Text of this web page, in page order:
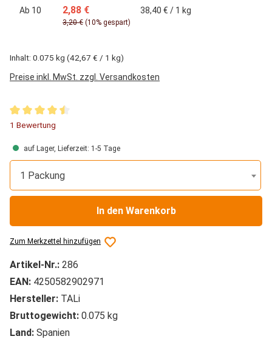
Ab 10 2,88 €
3,20 € (10% gespart)
38,40 € / 1 kg
Inhalt: 0.075 kg (42,67 € / 1 kg)
Preise inkl. MwSt. zzgl. Versandkosten
Durchschnittliche Bewertung von 4.5 von 5 Sternen
1 Bewertung
auf Lager, Lieferzeit: 1-5 Tage
1 Packung
In den Warenkorb
Zum Merkzettel hinzufügen
Artikel-Nr.: 286
EAN: 4250582902971
Hersteller: TALi
Bruttogewicht: 0.075 kg
Land: Spanien